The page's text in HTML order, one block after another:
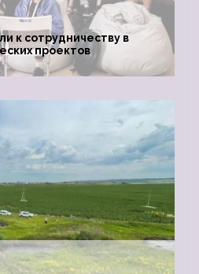
к сотрудничеству в
проектов